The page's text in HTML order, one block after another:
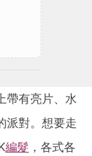
帶有亮片、水
派對。想要走
編髮 ，各式各